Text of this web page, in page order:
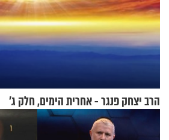
הרב יצחק פנגר - אחרית הימים, חלק ג’